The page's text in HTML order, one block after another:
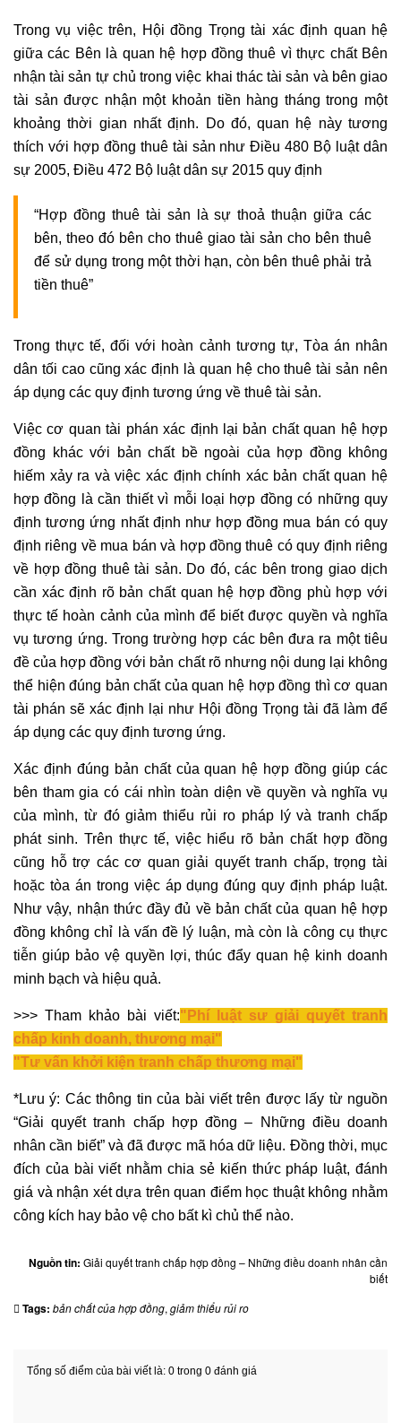
Trong vụ việc trên, Hội đồng Trọng tài xác định quan hệ
giữa các Bên là quan hệ hợp đồng thuê vì thực chất Bên
nhận tài sản tự chủ trong việc khai thác tài sản và bên giao
tài sản được nhận một khoản tiền hàng tháng trong một
khoảng thời gian nhất định. Do đó, quan hệ này tương
thích với hợp đồng thuê tài sản như Điều 480 Bộ luật dân
sự 2005, Điều 472 Bộ luật dân sự 2015 quy định
“Hợp đồng thuê tài sản là sự thoả thuận giữa các
bên, theo đó bên cho thuê giao tài sản cho bên thuê
để sử dụng trong một thời hạn, còn bên thuê phải trả
tiền thuê”
Trong thực tế, đối với hoàn cảnh tương tự, Tòa án nhân
dân tối cao cũng xác định là quan hệ cho thuê tài sản nên
áp dụng các quy định tương ứng về thuê tài sản.
Việc cơ quan tài phán xác định lại bản chất quan hệ hợp
đồng khác với bản chất bề ngoài của hợp đồng không
hiếm xảy ra và việc xác định chính xác bản chất quan hệ
hợp đồng là cần thiết vì mỗi loại hợp đồng có những quy
định tương ứng nhất định như hợp đồng mua bán có quy
định riêng về mua bán và hợp đồng thuê có quy định riêng
về hợp đồng thuê tài sản. Do đó, các bên trong giao dịch
cần xác định rõ bản chất quan hệ hợp đồng phù hợp với
thực tế hoàn cảnh của mình để biết được quyền và nghĩa
vụ tương ứng. Trong trường hợp các bên đưa ra một tiêu
đề của hợp đồng với bản chất rõ nhưng nội dung lại không
thể hiện đúng bản chất của quan hệ hợp đồng thì cơ quan
tài phán sẽ xác định lại như Hội đồng Trọng tài đã làm để
áp dụng các quy định tương ứng.
Xác định đúng bản chất của quan hệ hợp đồng giúp các
bên tham gia có cái nhìn toàn diện về quyền và nghĩa vụ
của mình, từ đó giảm thiểu rủi ro pháp lý và tranh chấp
phát sinh. Trên thực tế, việc hiểu rõ bản chất hợp đồng
cũng hỗ trợ các cơ quan giải quyết tranh chấp, trọng tài
hoặc tòa án trong việc áp dụng đúng quy định pháp luật.
Như vậy, nhận thức đầy đủ về bản chất của quan hệ hợp
đồng không chỉ là vấn đề lý luận, mà còn là công cụ thực
tiễn giúp bảo vệ quyền lợi, thúc đẩy quan hệ kinh doanh
minh bạch và hiệu quả.
>>> Tham khảo bài viết:"Phí luật sư giải quyết tranh
chấp kinh doanh, thương mại"
"Tư vấn khởi kiện tranh chấp thương mại"
*Lưu ý: Các thông tin của bài viết trên được lấy từ nguồn
“Giải quyết tranh chấp hợp đồng – Những điều doanh
nhân cần biết” và đã được mã hóa dữ liệu. Đồng thời, mục
đích của bài viết nhằm chia sẻ kiến thức pháp luật, đánh
giá và nhận xét dựa trên quan điểm học thuật không nhằm
công kích hay bảo vệ cho bất kì chủ thể nào.
Nguồn tin: Giải quyết tranh chấp hợp đồng – Những điều doanh nhân cần
biết
Tags: bản chất của hợp đồng, giảm thiểu rủi ro
Tổng số điểm của bài viết là: 0 trong 0 đánh giá